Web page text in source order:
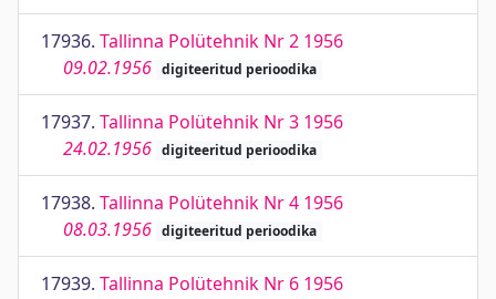
17936. Tallinna Polütehnik Nr 2 1956
09.02.1956 digiteeritud perioodika
17937. Tallinna Polütehnik Nr 3 1956
24.02.1956 digiteeritud perioodika
17938. Tallinna Polütehnik Nr 4 1956
08.03.1956 digiteeritud perioodika
17939. Tallinna Polütehnik Nr 6 1956